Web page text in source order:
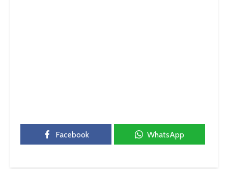
Facebook WhatsApp